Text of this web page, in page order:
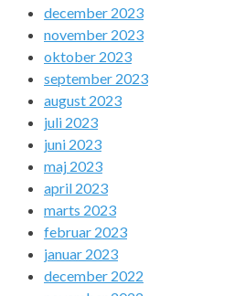
december 2023
november 2023
oktober 2023
september 2023
august 2023
juli 2023
juni 2023
maj 2023
april 2023
marts 2023
februar 2023
januar 2023
december 2022